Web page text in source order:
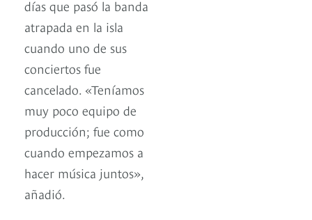
días que pasó la banda
atrapada en la isla
cuando uno de sus
conciertos fue
cancelado. «Teníamos
muy poco equipo de
producción; fue como
cuando empezamos a
hacer música juntos»,
añadió.